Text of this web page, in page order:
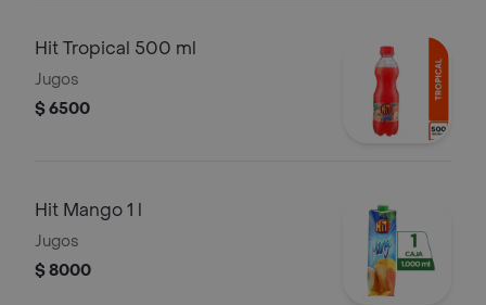
Hit Tropical 500 ml
Jugos
$ 6500
Hit Mango 1 l
Jugos
$ 8000